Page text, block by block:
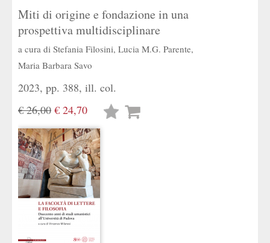
Miti di origine e fondazione in una
prospettiva multidisciplinare
a cura di Stefania Filosini, Lucia M.G. Parente,
Maria Barbara Savo
2023, pp. 388, ill. col.
€ 26,00 € 24,70
Lista